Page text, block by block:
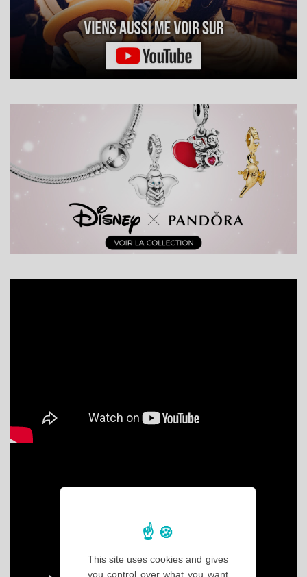
This site uses cookies and gives
you control over what you want